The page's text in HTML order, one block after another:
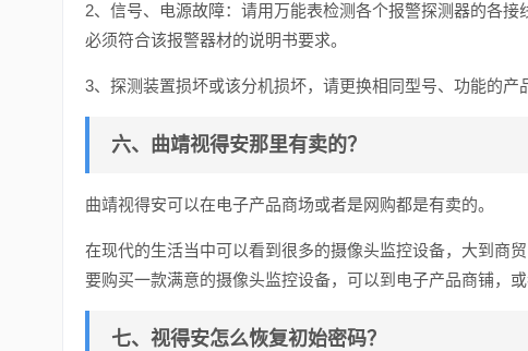
2、信号、电源故障：请用万能表检测各个报警探测器的各
必须符合该报警器材的说明书要求。
3、探测装置损坏或该分机损坏，请更换相同型号、功能的产
六、曲靖视得安那里有卖的？
曲靖视得安可以在电子产品商场或者是网购都是有卖的。
在现代的生活当中可以看到很多的摄像头监控设备，大到商
要购买一款满意的摄像头监控设备，可以到电子产品商铺，或
七、视得安怎么恢复初始密码？